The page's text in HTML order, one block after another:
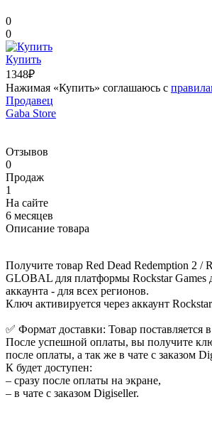
0
0
Купить
1348₽
Нажимая «Купить» соглашаюсь с
Продавец
Gaba Store
Отзывов
0
Продаж
1
На сайте
6 месяцев
Описание товара
Получите товар Red Dead Redemption 2 /
GLOBAL для платформы Rockstar Games
аккаунта - для всех регионов.
Ключ активируется через аккаунт
✅ Формат доставки: Товар поставляется
После успешной оплаты, вы получите
после оплаты, а так же в чате с заказом
К будет доступен:
– сразу после оплаты на экране,
– в чате с заказом Digiseller.